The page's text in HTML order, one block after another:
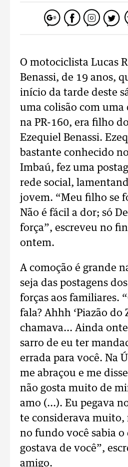
O motociclista Lucas
Benassi, de 19 anos,
início da tarde deste
uma colisão com
na PR-160, era filho
Ezequiel Benassi.
bastante conhecido
Imbaú, fez uma
rede social,
jovem. “Meu filho se
Não é fácil a dor; só
força”, escreveu no
ontem.
A comoção é grande
seja das postagens
forças aos familiares.
fala? Ahhh ‘Piazão do
chamava... Ainda
sarro de eu ter
errada para você. Na
me abraçou e me
não gosta muito de
amo (...). Eu pegava
te considerava muito,
no fundo você sabia o
gostava de você”,
amigo.